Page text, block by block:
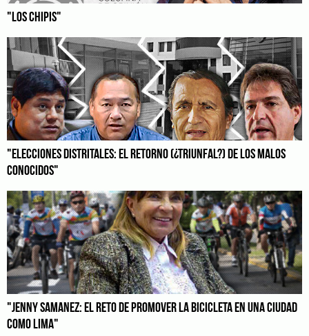
"LOS CHIPIS"
"ELECCIONES DISTRITALES: EL RETORNO (¿TRIUNFAL?) DE LOS MALOS
CONOCIDOS"
"JENNY SAMANEZ: EL RETO DE PROMOVER LA BICICLETA EN UNA CIUDAD
COMO LIMA"